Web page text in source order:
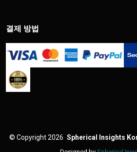
결제 방법
© Copyright 2026 Spherical Insights